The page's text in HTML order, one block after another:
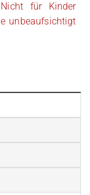
für Kinder
unbeaufsichtigt